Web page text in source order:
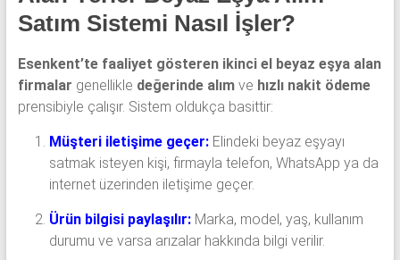
Satım Sistemi Nasıl İşler?
Esenkent’te faaliyet gösteren ikinci el beyaz eşya alan
firmalar genellikle değerinde alımve hızlı nakit ödeme
prensibiyle çalışır. Sistem oldukça basittir:
Müşteri iletişime geçer:Elindeki beyaz eşyayı
satmak isteyen kişi, firmayla telefon, WhatsApp ya da
internet üzerinden iletişime geçer.
Ürün bilgisi paylaşılır:Marka, model, yaş, kullanım
durumu ve varsa arızalar hakkında bilgi verilir.